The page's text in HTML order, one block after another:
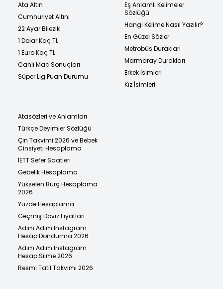
Ata Altın
Cumhuriyet Altını
22 Ayar Bilezik
1 Dolar Kaç TL
1 Euro Kaç TL
Canlı Maç Sonuçları
Süper Lig Puan Durumu
Eş Anlamlı Kelimeler
Sözlüğü
Hangi Kelime Nasıl Yazılır?
En Güzel Sözler
Metrobüs Durakları
Marmaray Durakları
Erkek İsimleri
Kız İsimleri
Atasözleri ve Anlamları
Türkçe Deyimler Sözlüğü
Çin Takvimi 2026 ve Bebek
Cinsiyeti Hesaplama
İETT Sefer Saatleri
Gebelik Hesaplama
Yükselen Burç Hesaplama
2026
Yüzde Hesaplama
Geçmiş Döviz Fiyatları
Adım Adım Instagram
Hesap Dondurma 2026
Adım Adım Instagram
Hesap Silme 2026
Resmi Tatil Takvimi 2026